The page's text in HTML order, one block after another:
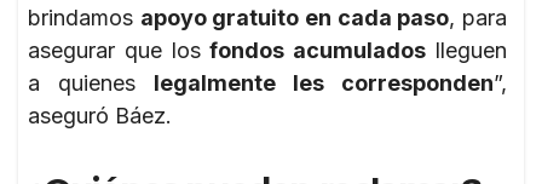
brindamos apoyo gratuito en cada paso, para
asegurar que losfondos acumulados lleguen
a quienes legalmente les corresponden”,
aseguró Báez.